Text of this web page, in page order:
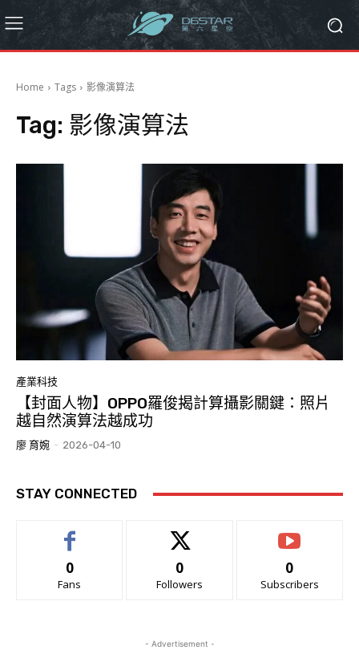
Home Tags 影像演算法
Tag: 影像演算法
產業科技
【封面人物】OPPO羅俊揭計算攝影關鍵：照片
越自然演算法越成功
廖 育婉 - 2026-04-10
STAY CONNECTED
0
Fans
0
Followers
0
Subscribers
- Advertisement -